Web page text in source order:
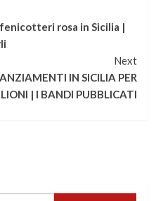
rosa in Sicilia |
Next
IN SICILIA PER
| I BANDI PUBBLICATI